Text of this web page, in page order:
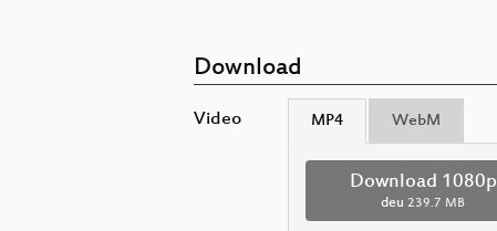
Download
Video MP4 WebM
Download 1080p
deu 239.7 MB